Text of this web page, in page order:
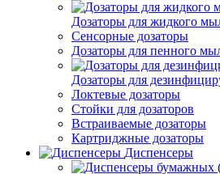
Дозаторы для жидкого
Сенсорные дозаторы
Дозаторы для пенного
Дозаторы для
Локтевые дозаторы
Стойки для дозаторов
Встраиваемые дозаторы
Картриджные дозаторы
Диспенсеры